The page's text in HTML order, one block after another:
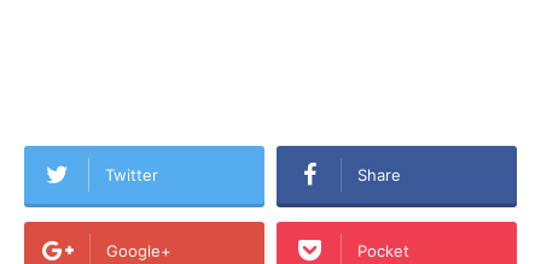
Twitter Share
Google+ Pocket